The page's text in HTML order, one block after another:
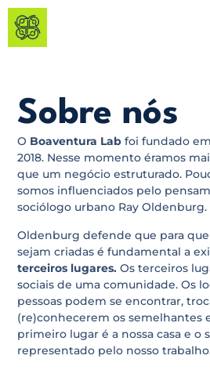
Sobre nós
O Boaventura Lab foi fundado
2018. Nesse momento éramos
que um negócio estruturado.
somos influenciados pelo
sociólogo urbano Ray Oldenburg.
Oldenburg defende que para
sejam criadas é fundamental a
terceiros lugares. Os terceiros
sociais de uma comunidade. Os
pessoas podem se encontrar,
(re)conhecerem os semelhantes
primeiro lugar é a nossa casa e o
representado pelo nosso